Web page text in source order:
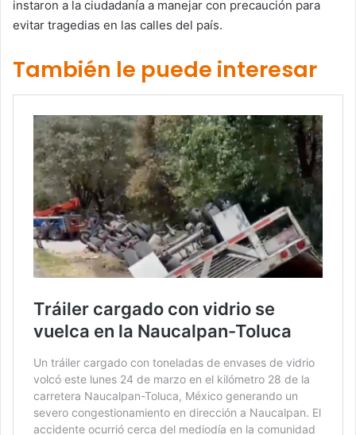
instaron a la ciudadanía a manejar con precaución para
evitar tragedias en las calles del país.
También le puede interesar